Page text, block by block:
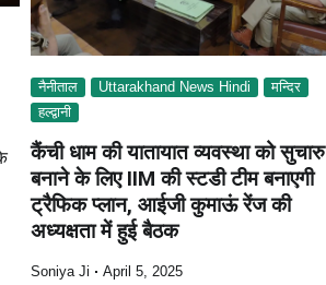
नैनीताल Uttarakhand News Hindi
मन्दिर
हल्द्वानी
कैंची धाम की यातायात व्यवस्था को सुचारु
बनाने के लिए IIM की स्टडी टीम बनाएगी
ट्रैफिक प्लान, आईजी कुमाऊं रेंज की
अध्यक्षता में हुई बैठक
Soniya Ji April 5, 2025